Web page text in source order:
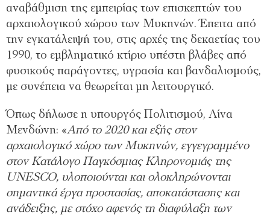
αναβάθμιση της εμπειρίας των επισκεπτών του
αρχαιολογικού χώρου των Μυκηνών. Έπειτα από
την εγκατάλειψή του, στις αρχές της δεκαετίας του
1990, το εμβληματικό κτίριο υπέστη βλάβες από
φυσικούς παράγοντες, υγρασία και βανδαλισμούς,
με συνέπεια να θεωρείται μη λειτουργικό.
Όπως δήλωσε η υπουργός Πολιτισμού, Λίνα
Μενδώνη: «Από το 2020 και εξής στον
αρχαιολογικό χώρο των Μυκηνών, εγγεγραμμένο
στον Κατάλογο Παγκόσμιας Κληρονομιάς της
UNESCO, υλοποιούνται και ολοκληρώνονται
σημαντικά έργα προστασίας, αποκατάστασης και
ανάδειξης, με στόχο αφενός τη διαφύλαξη των